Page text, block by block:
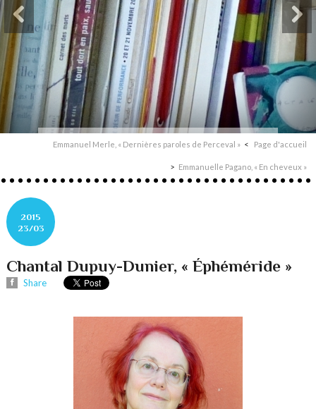
Emmanuel Merle, « Dernières paroles de Perceval » Page d'accueil
Emmanuelle Pagano, « En cheveux »
2015
23/03
Chantal Dupuy-Dunier, « Éphéméride »
Share